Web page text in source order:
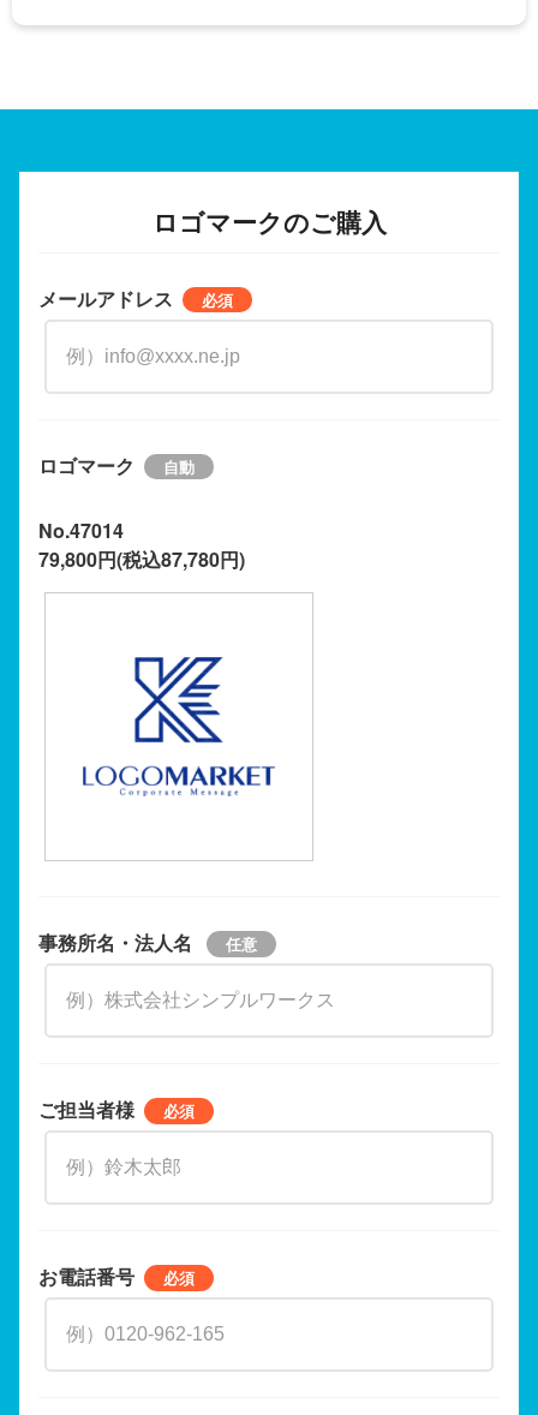
ロゴマークのご購入
メールアドレス
ロゴマーク
No.47014
79,800円(税込87,780円)
事務所名・法人名
ご担当者様
お電話番号